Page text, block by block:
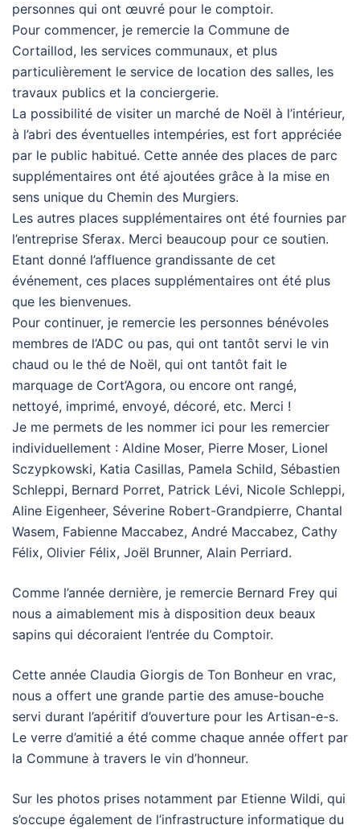
personnes qui ont œuvré pour le comptoir.
Pour commencer, je remercie la Commune de
Cortaillod, les services communaux, et plus
particulièrement le service de location des salles, les
travaux publics et la conciergerie.
La possibilité de visiter un marché de Noël à l’intérieur,
à l’abri des éventuelles intempéries, est fort appréciée
par le public habitué. Cette année des places de parc
supplémentaires ont été ajoutées grâce à la mise en
sens unique du Chemin des Murgiers.
Les autres places supplémentaires ont été fournies par
l’entreprise Sferax. Merci beaucoup pour ce soutien.
Etant donné l’affluence grandissante de cet
événement, ces places supplémentaires ont été plus
que les bienvenues.
Pour continuer, je remercie les personnes bénévoles
membres de l’ADC ou pas, qui ont tantôt servi le vin
chaud ou le thé de Noël, qui ont tantôt fait le
marquage de Cort’Agora, ou encore ont rangé,
nettoyé, imprimé, envoyé, décoré, etc. Merci !
Je me permets de les nommer ici pour les remercier
individuellement : Aldine Moser, Pierre Moser, Lionel
Sczypkowski, Katia Casillas, Pamela Schild, Sébastien
Schleppi, Bernard Porret, Patrick Lévi, Nicole Schleppi,
Aline Eigenheer, Séverine Robert-Grandpierre, Chantal
Wasem, Fabienne Maccabez, André Maccabez, Cathy
Félix, Olivier Félix, Joël Brunner, Alain Perriard.
Comme l’année dernière, je remercie Bernard Frey qui
nous a aimablement mis à disposition deux beaux
sapins qui décoraient l’entrée du Comptoir.
Cette année Claudia Giorgis de Ton Bonheur en vrac,
nous a offert une grande partie des amuse-bouche
servi durant l’apéritif d’ouverture pour les Artisan-e-s.
Le verre d’amitié a été comme chaque année offert par
la Commune à travers le vin d’honneur.
Sur les photos prises notamment par Etienne Wildi, qui
s’occupe également de l’infrastructure informatique du